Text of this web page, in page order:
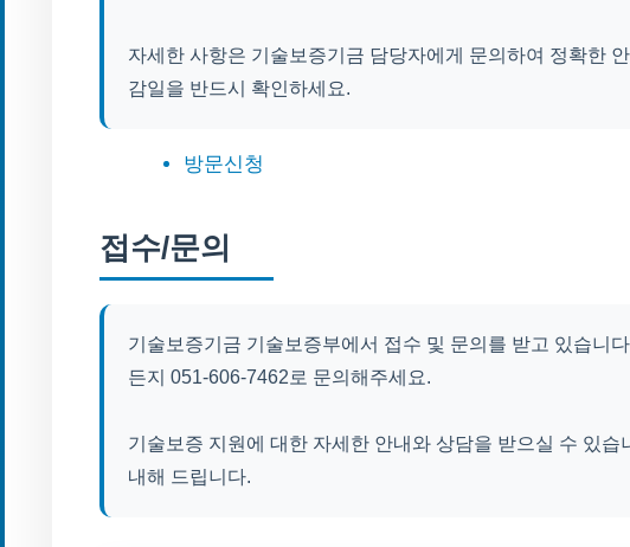
자세한 사항은 기술보증기금 담당자에게 문의하여 정확한
감일을 반드시 확인하세요.
방문신청
접수/문의
기술보증기금 기술보증부에서 접수 및 문의를 받고 있습니
든지 051-606-7462로 문의해주세요.
기술보증 지원에 대한 자세한 안내와 상담을 받으실 수 있습
내해 드립니다.